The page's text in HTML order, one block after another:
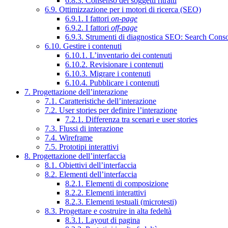
6.9. Ottimizzazione per i motori di ricerca (SEO)
6.9.1. I fattori on-page
6.9.2. I fattori off-page
6.9.3. Strumenti di diagnostica SEO: Search
6.10. Gestire i contenuti
6.10.1. L’inventario dei contenuti
6.10.2. Revisionare i contenuti
6.10.3. Migrare i contenuti
6.10.4. Pubblicare i contenuti
7. Progettazione dell’interazione
7.1. Caratteristiche dell’interazione
7.2. User stories per definire l’interazione
7.2.1. Differenza tra scenari e user stories
7.3. Flussi di interazione
7.4. Wireframe
7.5. Prototipi interattivi
8. Progettazione dell’interfaccia
8.1. Obiettivi dell’interfaccia
8.2. Elementi dell’interfaccia
8.2.1. Elementi di composizione
8.2.2. Elementi interattivi
8.2.3. Elementi testuali (microtesti)
8.3. Progettare e costruire in alta fedeltà
8.3.1. Layout di pagina